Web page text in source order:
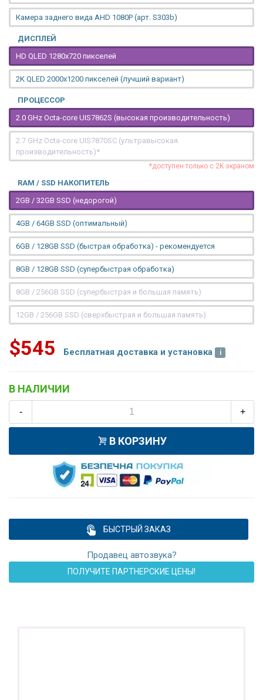
Камера заднего вида AHD 1080P (арт. S303b)
ДИСПЛЕЙ
HD QLED 1280x720 пикселей
2K QLED 2000х1200 пикселей (лучший вариант)
ПРОЦЕССОР
2.0 GHz Octa-core UIS7862S (высокая производительность)
2.7 GHz Octa-core UIS7870SC (ультравысокая
производительность)*
*доступен только с 2K экраном
RAM / SSD НАКОПИТЕЛЬ
2GB / 32GB SSD (недорогой)
4GB / 64GB SSD (оптимальный)
6GB / 128GB SSD (быстрая обработка) - рекомендуется
8GB / 128GB SSD (супербыстрая обработка)
8GB / 256GB SSD (супербыстрая и большая память)
12GB / 256GB SSD (сверхбыстрая и большая память)
$545 Бесплатная доставка и установка
В НАЛИЧИИ
- +
В КОРЗИНУ
БЫСТРЫЙ ЗАКАЗ
Продавец автозвука?
ПОЛУЧИТЕ ПАРТНЕРСКИЕ ЦЕНЫ!